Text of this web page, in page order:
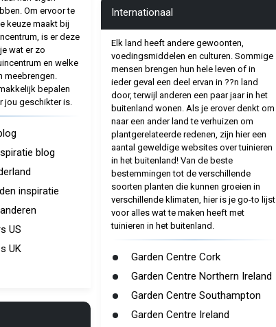
Om ervoor te
keuze maakt bij
is er deze
wat er zo
en welke
meebrengen.
bepalen
jou geschikter is.
blog
inspiratie
US
UK
Internationaal
Elk land heeft andere gewoonten,
voedingsmiddelen en culturen. Sommige
mensen brengen hun hele leven of in
ieder geval een deel ervan in ??n land
door, terwijl anderen een paar jaar in het
buitenland wonen. Als je erover denkt om
naar een ander land te verhuizen om
plantgerelateerde redenen, zijn hier een
aantal geweldige websites over tuinieren
in het buitenland! Van de beste
bestemmingen tot de verschillende
soorten planten die kunnen groeien in
verschillende klimaten, hier is je go-to lijst
voor alles wat te maken heeft met
tuinieren in het buitenland.
Garden Centre Cork
Garden Centre Northern Ireland
Garden Centre Southampton
Garden Centre Ireland